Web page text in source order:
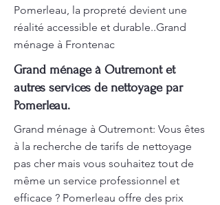
Pomerleau, la propreté devient une
réalité accessible et durable..Grand
ménage à Frontenac
Grand ménage à Outremont et
autres services de nettoyage par
Pomerleau.
Grand ménage à Outremont: Vous êtes
à la recherche de tarifs de nettoyage
pas cher mais vous souhaitez tout de
même un service professionnel et
efficace ? Pomerleau offre des prix